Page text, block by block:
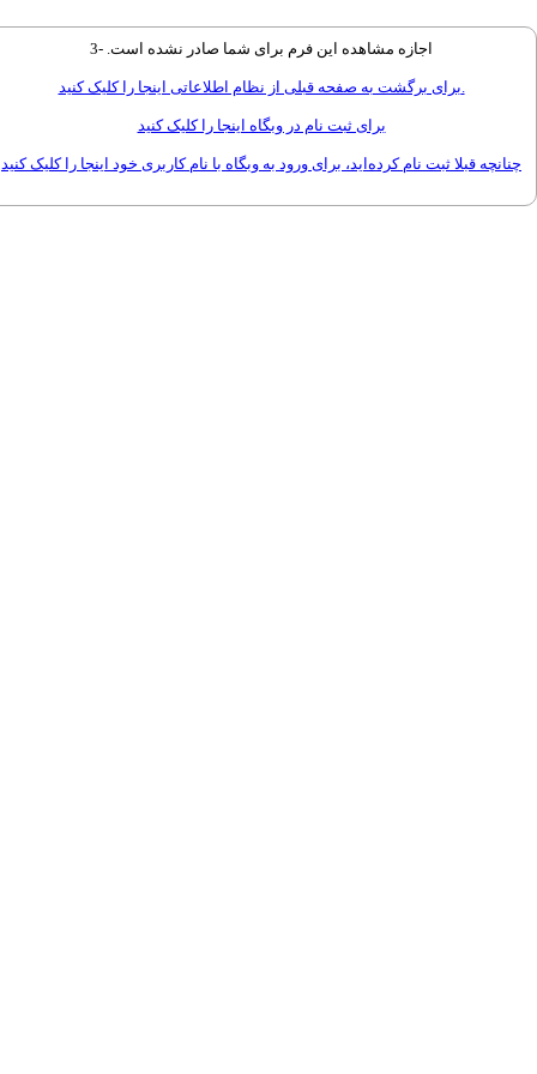
اجازه مشاهده این فرم براى شما صادر نشده است. -3
برای ثبت نام در وبگاه اینجا را کلیک کنید
چنانچه قبلا ثبت نام کرده‌اید، برای ورود به وبگاه با نام کاربری خود اینجا را کلیک کنید